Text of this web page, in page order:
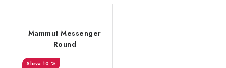
Mammut Messenger
Round
10 %